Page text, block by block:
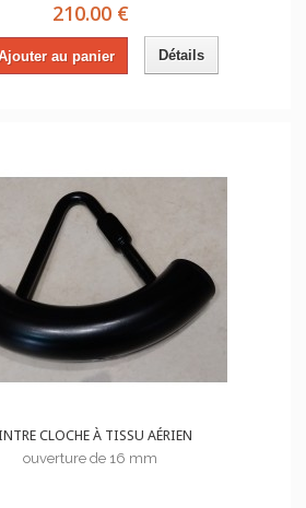
210.00 €
au panier Détails
CLOCHE À TISSU AÉRIEN
ouverture de 16 mm